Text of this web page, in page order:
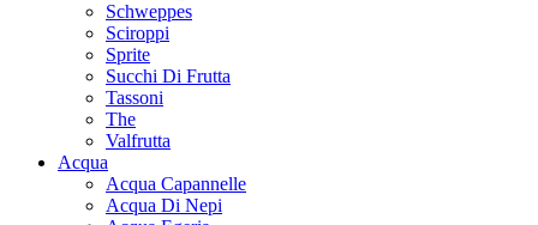
Schweppes
Sciroppi
Sprite
Succhi Di Frutta
Tassoni
The
Valfrutta
Acqua
Acqua Capannelle
Acqua Di Nepi